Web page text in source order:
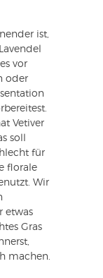
ist,
vor
oder
Vetiver
soll
für
florale
Wir
etwas
Gras
machen.